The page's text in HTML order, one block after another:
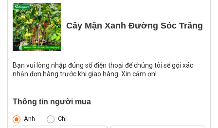
Cây Mận Xanh Đường Sóc Trăng
Bạn vui lòng nhập đúng số điện thoại để chúng tôi sẽ gọi xác
nhận đơn hàng trước khi giao hàng. Xin cảm ơn!
Thông tin người mua
Anh Chị